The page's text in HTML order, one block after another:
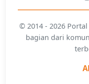
© 2014 - 2026
bagian dari